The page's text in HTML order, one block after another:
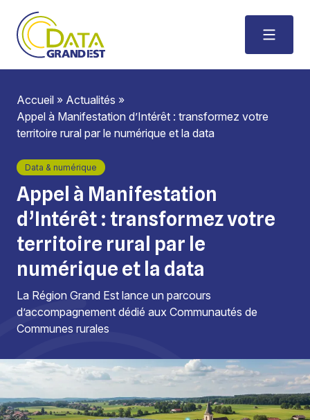
Accueil » Actualités »
Appel à Manifestation d’Intérêt : transformez votre
territoire rural par le numérique et la data
Data & numérique
Appel à Manifestation
d’Intérêt : transformez votre
territoire rural par le
numérique et la data
La Région Grand Est lance un parcours
d’accompagnement dédié aux Communautés de
Communes rurales